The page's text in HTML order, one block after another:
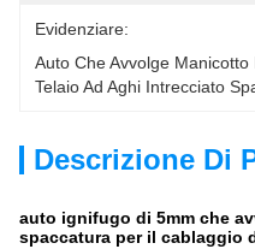
Evidenziare:
Auto Che Avvolge Manicotto
Telaio Ad Aghi Intrecciato
Descrizione Di
auto ignifugo di 5mm che
spaccatura per il cablaggio